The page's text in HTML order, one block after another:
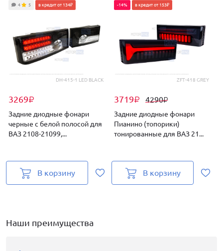
DH-415-1 LED BLACK
3269₽
4 5 в кредит от 134₽
Задние диодные фонари
черные с белой полосой для
ВАЗ 2108-21099,...
В корзину
ZFT-418 GREY
3719₽ 4290₽
-14% в кредит от 153₽
Задние диодные фонари
Пианино (топорики)
тонированные для ВАЗ 21...
В корзину
Наши преимущества